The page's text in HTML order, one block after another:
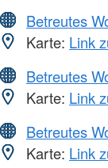
Betreutes
Karte: Link
Betreutes
Karte: Link
Betreutes
Karte: Link